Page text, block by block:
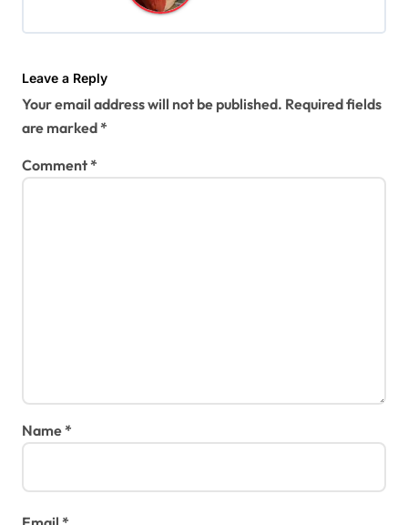
t
i
n
Leave a Reply
Your email address will not be published. Required fields
are marked*
Comment*
Name*